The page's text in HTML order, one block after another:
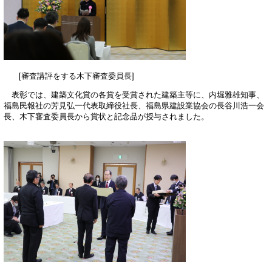
[審査講評をする木下審査委員長]
表彰では、建築文化賞の各賞を受賞された建築主等に、内堀雅雄知事、
福島民報社の芳見弘一代表取締役社長、福島県建設業協会の長谷川浩一会
長、木下審査委員長から賞状と記念品が授与されました。